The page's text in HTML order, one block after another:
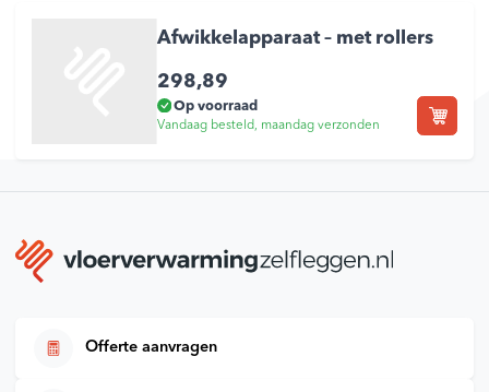
Afwikkelapparaat – met rollers
298,89
Op voorraad
Vandaag besteld, maandag verzonden
Offerte aanvragen